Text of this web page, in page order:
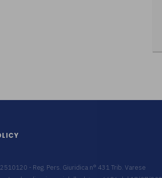
- Reg. Pers. Giuridica n° 431 Trib. Varese